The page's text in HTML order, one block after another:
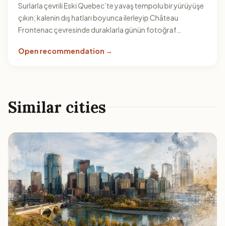
Surlarla çevrili Eski Quebec’te yavaş tempolu bir yürüyüşe
çıkın; kalenin dış hatları boyunca ilerleyip Château
Frontenac çevresinde duraklarla günün fotoğraf
nehir manzaralarını bir arada görmenizi sağlar.
Open recommendation →
Similar cities